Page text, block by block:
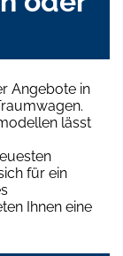
Angebote in
lässt
für ein
Ihnen eine